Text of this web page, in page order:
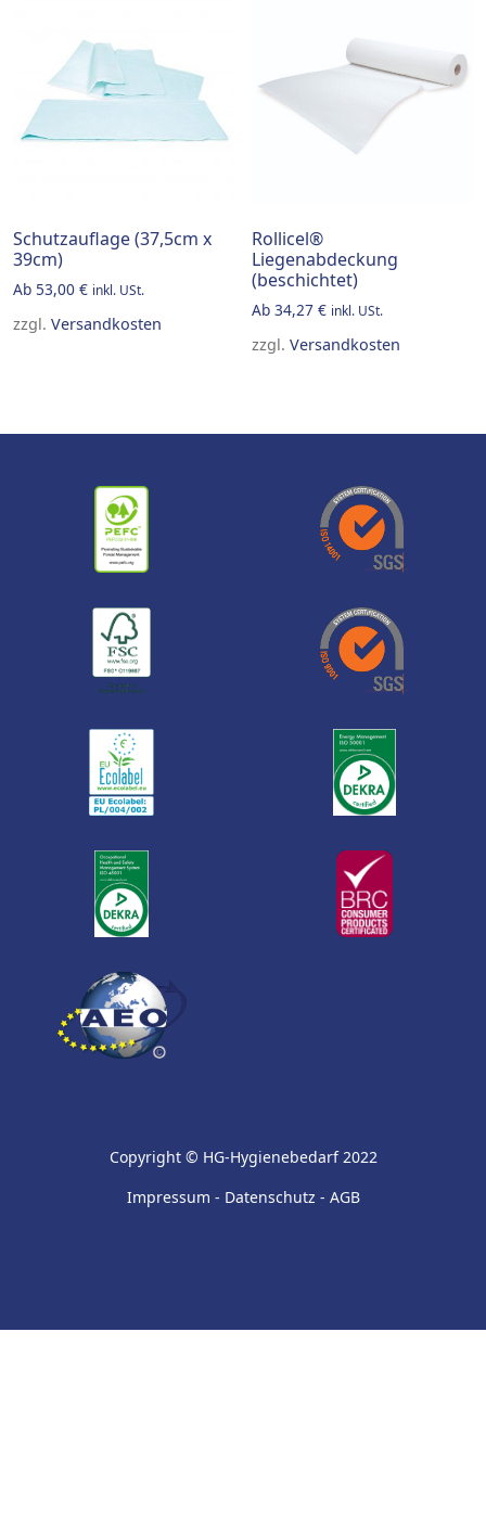
Schutzauflage (37,5cm x
39cm)
Ab 53,00 € inkl. USt.
zzgl. Versandkosten
This product has multiple variants. The options may be
Rollicel®
Liegenabdeckung
(beschichtet)
Ab34,27€ inkl. USt.
zzgl.Versandkosten
Copyright © HG-Hygienebedarf 2022
Impressum - Datenschutz - AGB